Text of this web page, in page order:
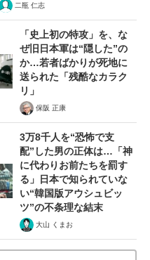
二瓶 仁志
「史上初の特攻」を、な
ぜ旧日本軍は“隠した”の
か…若者ばかりが死地に
送られた「残酷なカラク
リ」
保阪 正康
3万8千人を“恐怖で支
配”した男の正体は…「神
に代わりお前たちを罰す
る」日本で知られていな
い“韓国版アウシュビッ
ツ”の不条理な結末
大山 くまお